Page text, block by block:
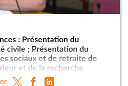
: Présentation du
civile ; Présentation du
sociaux et de retraite de
et de la recherche